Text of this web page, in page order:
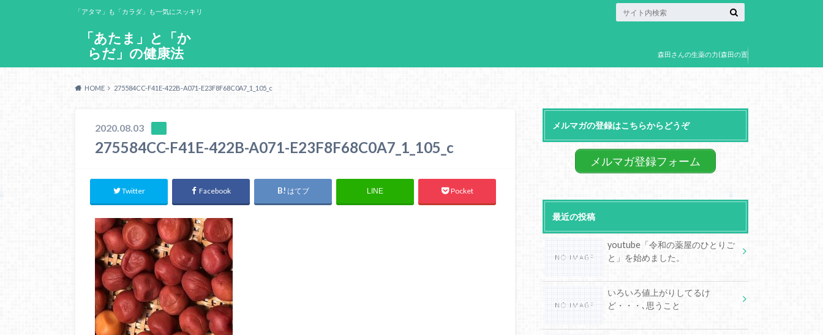
「あたま」と「か
らだ」の健康法
「アタマ」も「カラダ」も一気にスッキリ
森田さんの生薬の力(森田の置
HOME
275584CC-F41E-422B-A071-E23F8F68C0A7_1_105_c
2020.08.03
275584CC-F41E-422B-A071-E23F8F68C0A7_1_105_c
Twitter Facebook はてブ LINE Pocket
メルマガの登録はこちらからどうぞ
メルマガ登録フォーム
最近の投稿
youtube「令和の薬屋のひとりご
と」を始めました。
いろいろ値上がりしてるけ
ど・・・､思うこと